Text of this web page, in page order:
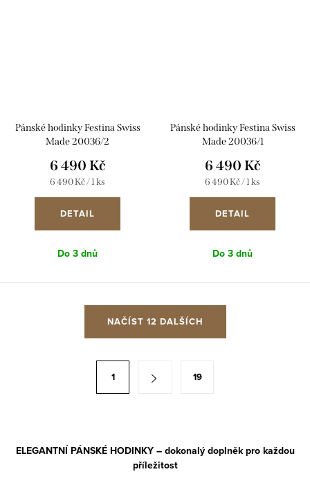
Pánské hodinky Festina Swiss
Made 20036/2
6 490 Kč
Měrná
cena:
6 490 Kč / 1 ks
DETAIL
Do 3 dnů
Pánské hodinky Festina Swiss
Made 20036/1
6 490 Kč
Měrná
cena:
6 490 Kč / 1 ks
DETAIL
Do 3 dnů
NAČÍST 12 DALŠÍCH
1 19
ELEGANTNÍ PÁNSKÉ HODINKY – dokonalý doplněk pro každou
příležitost